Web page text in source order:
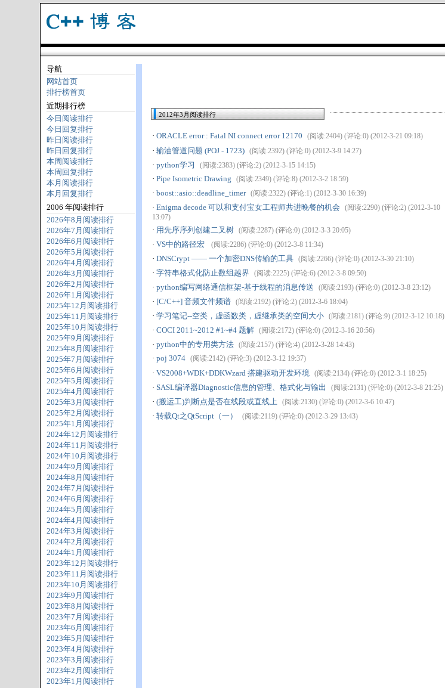
导航
网站首页
排行榜首页
近期排行榜
今日阅读排行
今日回复排行
昨日阅读排行
昨日回复排行
本周阅读排行
本周回复排行
本月阅读排行
本月回复排行
2006 年阅读排行
2026年8月阅读排行
2026年7月阅读排行
2026年6月阅读排行
2026年5月阅读排行
2026年4月阅读排行
2026年3月阅读排行
2026年2月阅读排行
2026年1月阅读排行
2025年12月阅读排行
2025年11月阅读排行
2025年10月阅读排行
2025年9月阅读排行
2025年8月阅读排行
2025年7月阅读排行
2025年6月阅读排行
2025年5月阅读排行
2025年4月阅读排行
2025年3月阅读排行
2025年2月阅读排行
2025年1月阅读排行
2024年12月阅读排行
2024年11月阅读排行
2024年10月阅读排行
2024年9月阅读排行
2024年8月阅读排行
2024年7月阅读排行
2024年6月阅读排行
2024年5月阅读排行
2024年4月阅读排行
2024年3月阅读排行
2024年2月阅读排行
2024年1月阅读排行
2023年12月阅读排行
2023年11月阅读排行
2023年10月阅读排行
2023年9月阅读排行
2023年8月阅读排行
2023年7月阅读排行
2023年6月阅读排行
2023年5月阅读排行
2023年4月阅读排行
2023年3月阅读排行
2023年2月阅读排行
2023年1月阅读排行
2012年3月阅读排行
·ORACLE error : Fatal NI connect error 12170 (阅读:2404) (评论:0) (2012-3-21 09:18)
·输油管道问题 (POJ - 1723) (阅读:2392) (评论:0) (2012-3-9 14:27)
·python学习 (阅读:2383) (评论:2) (2012-3-15 14:15)
·Pipe Isometric Drawing (阅读:2349) (评论:8) (2012-3-2 18:59)
·boost::asio::deadline_timer (阅读:2322) (评论:1) (2012-3-30 16:39)
·Enigma decode 可以和支付宝女工程师共进晚餐的机会
(阅读:2290) (评论:2) (2012-3-10
13:07)
· 用先序序列创建二叉树 (阅读:2287) (评论:0) (2012-3-3 20:05)
·VS中的路径宏 (阅读:2286) (评论:0) (2012-3-8 11:34)
·DNSCrypt —— 一个加密DNS传输的工具 (阅读:2266) (评论:0) (2012-3-30 21:10)
·字符串格式化防止数组越界 (阅读:2225) (评论:6) (2012-3-8 09:50)
·python编写网络通信框架-基于线程的消息传送 (阅读:2193) (评论:0) (2012-3-8 23:12)
· [C/C++] 音频文件频谱 (阅读:2192) (评论:2) (2012-3-6 18:04)
·学习笔记--空类，虚函数类，虚继承类的空间大小 (阅读:2181) (评论:9) (2012-3-12 10:18)
·COCI 2011~2012 #1~#4 题解 (阅读:2172) (评论:0) (2012-3-16 20:56)
·python中的专用类方法 (阅读:2157) (评论:4) (2012-3-28 14:43)
·poj 3074 (阅读:2142) (评论:3) (2012-3-12 19:37)
·VS2008+WDK+DDKWzard 搭建驱动开发环境 (阅读:2134) (评论:0) (2012-3-1 18:25)
·SASL编译器Diagnostic信息的管理、格式化与输出 (阅读:2131) (评论:0) (2012-3-8 21:25)
·(搬运工)判断点是否在线段或直线上 (阅读:2130) (评论:0) (2012-3-6 10:47)
·转载Qt之QtScript（一） (阅读:2119) (评论:0) (2012-3-29 13:43)